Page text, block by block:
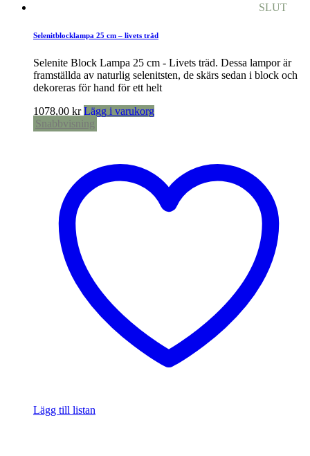
SLUT
Selenitblocklampa 25 cm – livets träd
Selenite Block Lampa 25 cm - Livets träd. Dessa lampor är
framställda av naturlig selenitsten, de skärs sedan i block och
dekoreras för hand för ett helt
1078,00 kr Lägg i varukorg
Snabbvisning
Lägg till listan